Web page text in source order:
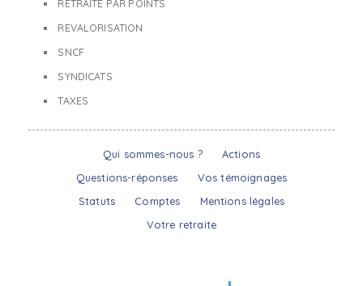
RETRAITE PAR POINTS
REVALORISATION
SNCF
SYNDICATS
TAXES
Qui sommes-nous ?
Actions
Questions-réponses
Vos témoignages
Statuts
Comptes
Mentions légales
Votre retraite